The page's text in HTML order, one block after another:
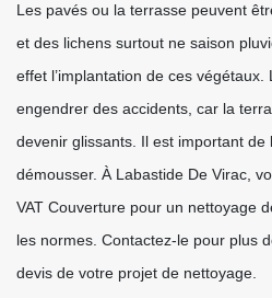
Les pavés ou la terrasse peuvent
et des lichens surtout ne saison
effet l’implantation de ces
engendrer des accidents, car la
devenir glissants. Il est important de
démousser. À Labastide De Virac,
VAT Couverture pour un nettoyage
les normes. Contactez-le pour plus
devis de votre projet de nettoyage.